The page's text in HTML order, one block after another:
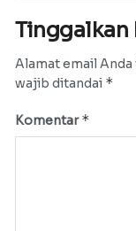
Tinggalkan
Alamat email
wajib ditandai *
Komentar*